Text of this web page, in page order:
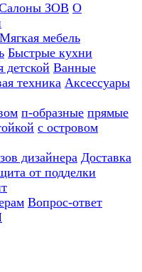
ЗОВ О
Мягкая мебель
Быстрые кухни
детской Ванные
техника Аксессуары
п-образные прямые
с островом
дизайнера Доставка
от подделки
Вопрос-ответ